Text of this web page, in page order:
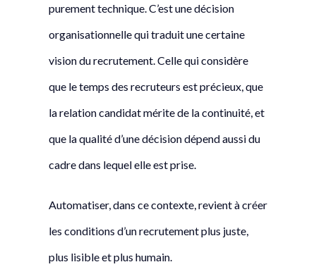
purement technique. C’est une décision
organisationnelle qui traduit une certaine
vision du recrutement. Celle qui considère
que le temps des recruteurs est précieux, que
la relation candidat mérite de la continuité, et
que la qualité d’une décision dépend aussi du
cadre dans lequel elle est prise.
Automatiser, dans ce contexte, revient à créer
les conditions d’un recrutement plus juste,
plus lisible et plus humain.